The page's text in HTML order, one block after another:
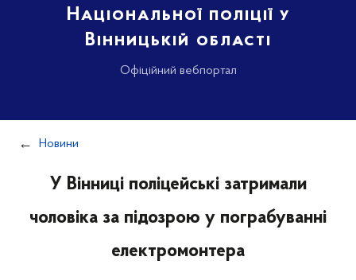
Національної поліції у
Вінницькій області
Офіційний вебпортал
Новини
У Вінниці поліцейські затримали
чоловіка за підозрою у пограбуванні
електромонтера